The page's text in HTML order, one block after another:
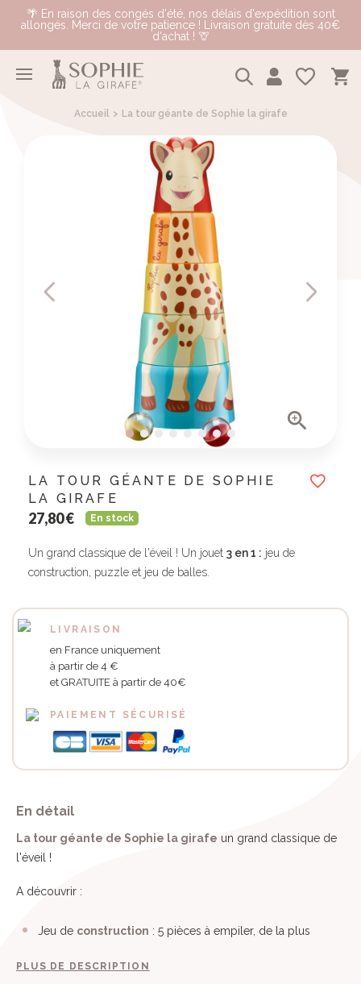
🌴 En raison des congés d'été, nos délais d'expédition sont
allongés. Merci de votre patience ! Livraison gratuite dès 40€
d'achat ! 🦒
Accueil La tour géante de Sophie la girafe

LA TOUR GÉANTE DE SOPHIE
LA GIRAFE
27,80 € En stock
Un grand classique de l'éveil ! Un jouet 3 en 1 : jeu de
construction, puzzle et jeu de balles.
LIVRAISON
en France uniquement
à partir de 4 €
et GRATUITE à partir de 40€
PAIEMENT SÉCURISÉ
En détail
La tour géante de Sophie la girafe un grand classique de
l'éveil !
A découvrir :
Jeu de construction : 5 pièces à empiler, de la plus
PLUS DE DESCRIPTION